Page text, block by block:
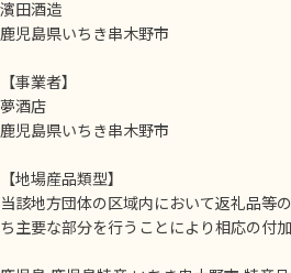
濱田酒造
鹿児島県いちき串木野市
【事業者】
夢酒店
鹿児島県いちき串木野市
【地場産品類型】
当該地方団体の区域内において返礼品等
ち主要な部分を行うことにより相応の付